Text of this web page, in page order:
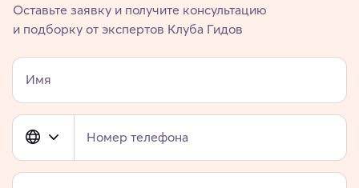
Оставьте заявку и получите консультацию
и подборку от экспертов Клуба Гидов
Имя
Номер телефона